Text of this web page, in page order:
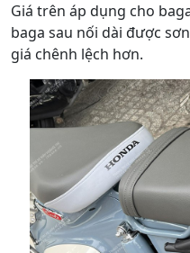
Giá trên áp dụng cho
baga sau nối dài được
giá chênh lệch hơn.